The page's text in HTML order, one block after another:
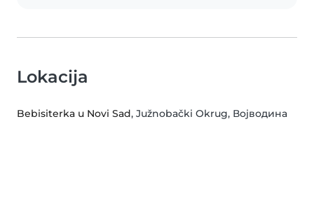
Lokacija
Bebisiterka u Novi Sad, Južnobački Okrug, Војводина